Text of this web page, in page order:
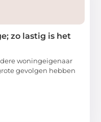
zo lastig is het
woningeigenaar
gevolgen hebben